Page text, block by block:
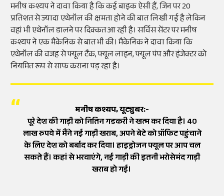
मनीष कश्यप ने दावा किया है कि कई बाइक ऐसी हैं, जिन पर 20
प्रतिशत से ज्यादा एथेनॉल की क्षमता होने की बात लिखी गई है लेकिन
वहां भी एथेनॉल डालने पर दिक्कत आ रही है। सर्विस सेंटर पर मनीष
कश्यप ने एक मैकेनिक से बात भी की। मैकेनिक ने दावा किया कि
एथेनॉल की वजह से फ्यूल टैंक, फ्यूल लाइन, फ्यूल पंप और इंजेक्टर को
नियमित रूप से साफ कराना पड़ रहा है।
मनीष कश्यप, यूट्युबर:-
पूरे देश की गाड़ी को नितिन गडकरी ने खत्म कर दिया है। 40
लाख रुपये में मैंने नई गाड़ी खराब, अपने बेटे को प्रॉफिट पहुंचाने
के लिए देश को बर्बाद कर दिया। हाइड्रोजन फ्यूल पर आप चल
सकते हैं। कहां से भरवाएंगे, नई गाड़ी की इतनी भरोसेमंद गाड़ी
खराब हो गई।